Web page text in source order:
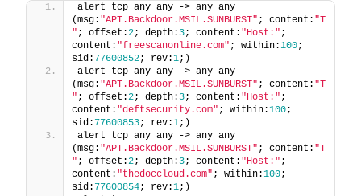
alert tcp any any -> any any
(msg: "APT.Backdoor.MSIL.SUNBURST" ; content: "T
" ; offset:2; depth: 3; content: "Host:" ;
content: "freescanonline.com" ; within:100;
sid: 77600852; rev:1;)
alert tcp any any -> any any
(msg: "APT.Backdoor.MSIL.SUNBURST" ; content: "T
" ; offset:2; depth: 3; content: "Host:" ;
content: "deftsecurity.com" ; within:100;
sid: 77600853; rev:1;)
alert tcp any any -> any any
(msg: "APT.Backdoor.MSIL.SUNBURST" ; content: "T
" ; offset:2; depth: 3; content: "Host:" ;
content: "thedoccloud.com" ; within:100;
sid: 77600854; rev:1;)